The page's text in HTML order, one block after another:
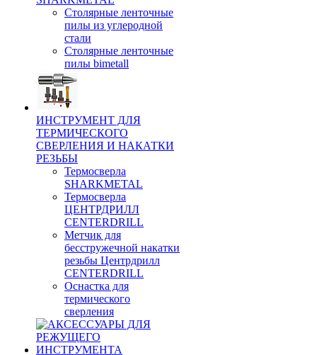
Столярные ленточные
пилы из углеродной
стали
Столярные ленточные
пилы bimetall
ИНСТРУМЕНТ ДЛЯ
ТЕРМИЧЕСКОГО
СВЕРЛЕНИЯ И НАКАТКИ
РЕЗЬБЫ
Термосверла
SHARKMETAL
Термосверла
ЦЕНТРДРИЛЛ
CENTERDRILL
Метчик для
бесстружечной накатки
резьбы Центрдрилл
CENTERDRILL
Оснастка для
термического
сверления